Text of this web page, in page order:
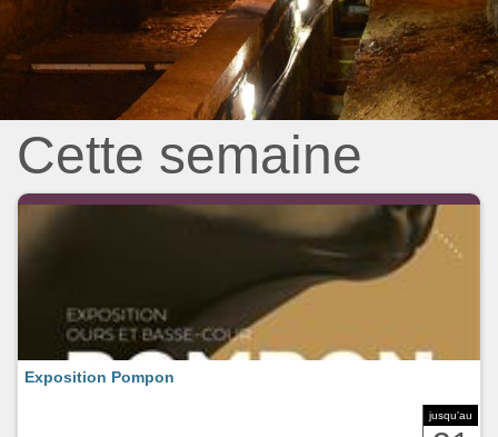
Cette semaine
jusqu'au
Exposition Pompon